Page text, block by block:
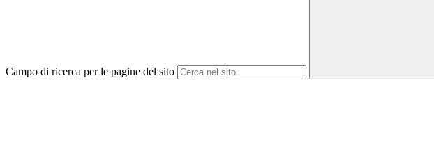
Campo di ricerca per le pagine del sito